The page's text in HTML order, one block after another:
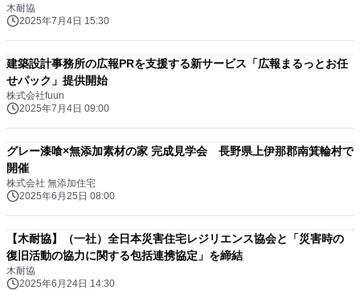
木耐協
2025年7月4日 15:30
建築設計事務所の広報PRを支援する新サービス「広報まるっとお任
せパック」提供開始
株式会社fuun
2025年7月4日 09:00
グレー漆喰×無添加素材の家 完成見学会 長野県上伊那郡南箕輪村で
開催
株式会社 無添加住宅
2025年6月25日 08:00
【木耐協】（一社）全日本災害住宅レジリエンス協会と「災害時の
復旧活動の協力に関する包括連携協定」を締結
木耐協
2025年6月24日 14:30